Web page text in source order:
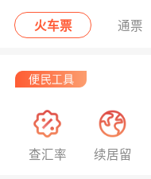
火车票 通票
查汇率 续居留